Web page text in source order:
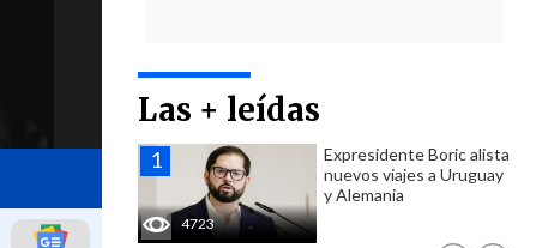
Las + leídas
4723
Expresidente Boric alista
nuevos viajes a Uruguay
y Alemania